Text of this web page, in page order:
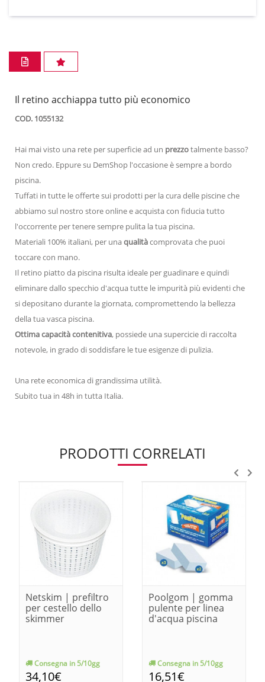
Il retino acchiappa tutto più economico
COD. 1055132
Hai mai visto una rete per superficie ad un prezzotalmente basso?
Non credo. Eppure su DemShop l'occasione è sempre a bordo
piscina.
Tuffati in tutte le offerte sui prodotti per la cura delle piscine che
abbiamo sul nostro store online e acquista con fiducia tutto
l'occorrente per tenere sempre pulita la tua piscina.
Materiali 100% italiani, per unaqualitàcomprovata che puoi
toccare con mano.
Il retino piatto da piscina risulta ideale per guadinare e quindi
eliminare dallo specchio d'acqua tutte le impurità più evidenti che
si depositano durante la giornata, compromettendo la bellezza
della tua vasca piscina.
Ottima capacità contenitiva, possiede una supercicie di raccolta
notevole, in grado di soddisfare le tue esigenze di pulizia.
Una rete economica di grandissima utilità.
Subito tua in 48h in tutta Italia.
PRODOTTI CORRELATI
Netskim | prefiltro
per cestello dello
skimmer
Consegna in 5/10gg
34,10€
Poolgom | gomma
pulente per linea
d'acqua piscina
Consegna in 5/10gg
16,51€